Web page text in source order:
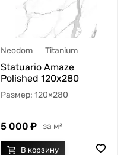
Neodom Titanium
Statuario Amaze
Polished 120x280
120×280
5 000 м²